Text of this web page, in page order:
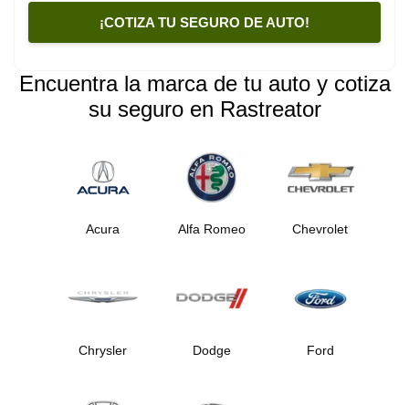
¡COTIZA TU SEGURO DE AUTO!
Encuentra la marca de tu auto y cotiza
su seguro en Rastreator
Acura Alfa Romeo Chevrolet
Chrysler Dodge Ford